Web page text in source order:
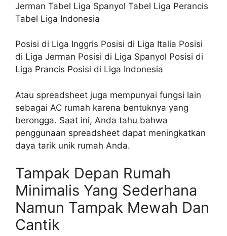
Jerman Tabel Liga Spanyol Tabel Liga Perancis
Tabel Liga Indonesia
Posisi di Liga Inggris Posisi di Liga Italia Posisi
di Liga Jerman Posisi di Liga Spanyol Posisi di
Liga Prancis Posisi di Liga Indonesia
Atau spreadsheet juga mempunyai fungsi lain
sebagai AC rumah karena bentuknya yang
berongga. Saat ini, Anda tahu bahwa
penggunaan spreadsheet dapat meningkatkan
daya tarik unik rumah Anda.
Tampak Depan Rumah
Minimalis Yang Sederhana
Namun Tampak Mewah Dan
Cantik